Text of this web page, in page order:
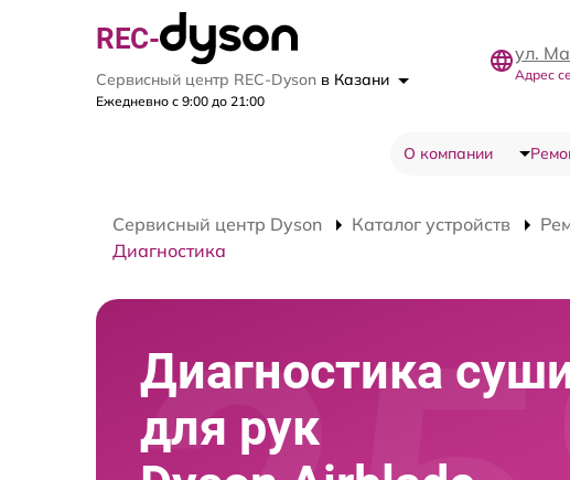
REC-
Сервисный центр REC-Dyson в Казани
Ежедневно с 9:00 до 21:00
ул.
Адрес
О компании
Сервисный центр Dyson Каталог устройств
Диагностика
Диагностика
для рук